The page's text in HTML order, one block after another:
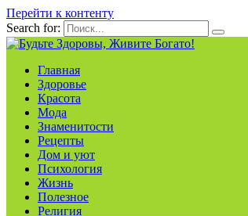
Перейти к контенту
Search for:
Главная
Здоровье
Красота
Мода
Знаменитости
Рецепты
Дом и уют
Психология
Жизнь
Полезное
Религия